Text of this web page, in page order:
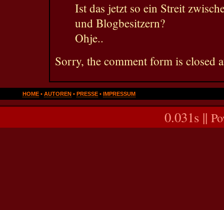
Ist das jetzt so ein Streit
und Blogbesitzern?
Ohje..
Sorry, the comment form is closed
HOME • AUTOREN • PRESSE • IMPRESSUM
0.031s ||